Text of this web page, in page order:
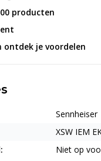
producten
ontdek je voordelen
Sennheiser
XSW IEM
Niet op